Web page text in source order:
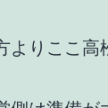
よりここ高